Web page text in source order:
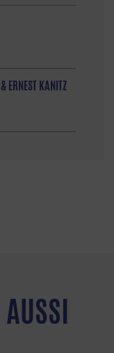
ERNEST KANITZ